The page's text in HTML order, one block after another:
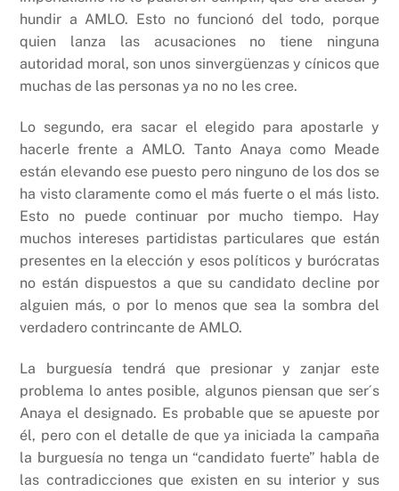
hundir a AMLO. Esto no funcionó del todo, porque
quien lanza las acusaciones no tiene ninguna
autoridad moral, son unos sinvergüenzas y cínicos que
muchas de las personas ya no no les cree.
Lo segundo, era sacar el elegido para apostarle y
hacerle frente a AMLO. Tanto Anaya como Meade
están elevando ese puesto pero ninguno de los dos se
ha visto claramente como el más fuerte o el más listo.
Esto no puede continuar por mucho tiempo. Hay
muchos intereses partidistas particulares que están
presentes en la elección y esos políticos y burócratas
no están dispuestos a que su candidato decline por
alguien más, o por lo menos que sea la sombra del
verdadero contrincante de AMLO.
La burguesía tendrá que presionar y zanjar este
problema lo antes posible, algunos piensan que ser´s
Anaya el designado. Es probable que se apueste por
él, pero con el detalle de que ya iniciada la campaña
la burguesía no tenga un “candidato fuerte” habla de
las contradicciones que existen en su interior y sus